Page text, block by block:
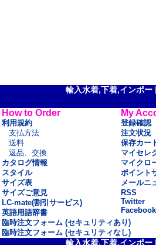
輸入水着,下着,インポ
How to Order
利用規約
支払方法
送料
返品、交換
カタログ情報
スタイル
サイズ表
サイズご意見
LC-mate(割引サービス)
英語用語辞書
My
登録確認
注文状況
保存カー
マイセレ
マイクロ
ポイント
メールニ
RSS
Twitter
Facebook
臨時注文フォーム (セキュリティあり)
臨時注文フォーム (セキュリティなし)
輸入水着,下着,インポ